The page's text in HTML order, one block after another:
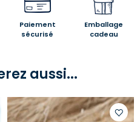
Paiement
sécurisé
Emballage
cadeau
aussi...